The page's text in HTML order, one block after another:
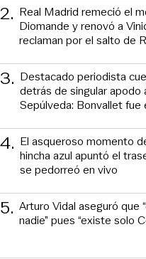
2. Real Madrid remeció el
Diomande y renovó a
reclaman por el salto de
3. Destacado periodista
detrás de singular apodo
Sepúlveda: Bonvallet fue
4. El asqueroso momento
hincha azul apuntó el
se pedorreó en vivo
5. Arturo Vidal aseguró que
nadie” pues “existe solo